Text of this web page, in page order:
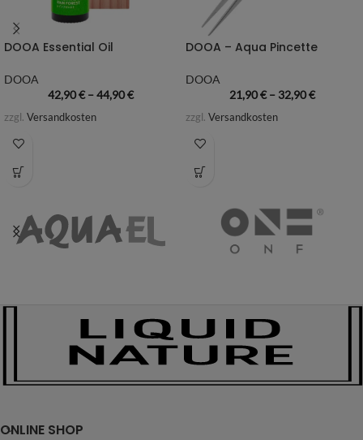
DOOA Essential Oil
DOOA
42,90€–44,90€
zzgl. Versandkosten
DOOA – Aqua Pincette
DOOA
21,90€– 32,90€
zzgl. Versandkosten
ONLINE SHOP